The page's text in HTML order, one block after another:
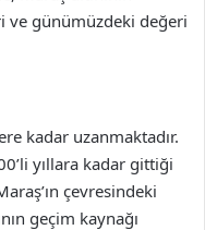
ve günümüzdeki değeri
kadar uzanmaktadır.
yıllara kadar gittiği
çevresindeki
geçim kaynağı